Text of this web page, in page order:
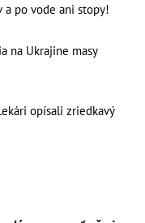
po vode ani stopy!
na Ukrajine masy
opísali zriedkavý